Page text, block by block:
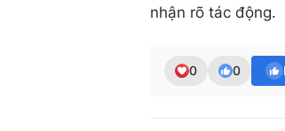
nhận rõ tác động.
0 0